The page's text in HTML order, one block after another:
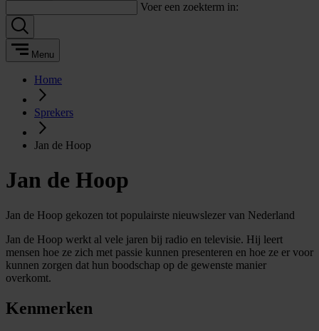
Voer een zoekterm in:
Menu
Home
Sprekers
Jan de Hoop
Jan de Hoop
Jan de Hoop gekozen tot populairste nieuwslezer van Nederland
Jan de Hoop werkt al vele jaren bij radio en televisie. Hij leert
mensen hoe ze zich met passie kunnen presenteren en hoe ze er voor
kunnen zorgen dat hun boodschap op de gewenste manier
overkomt.
Kenmerken